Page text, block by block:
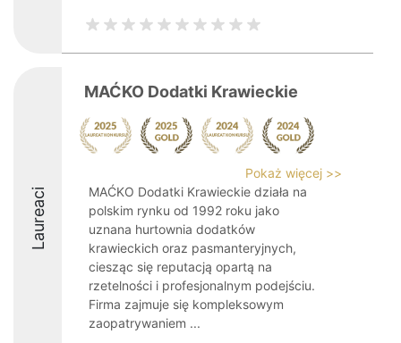
Laureaci
MAĆKO Dodatki Krawieckie
Pokaż więcej >>
MAĆKO Dodatki Krawieckie działa na
polskim rynku od 1992 roku jako
uznana hurtownia dodatków
krawieckich oraz pasmanteryjnych,
ciesząc się reputacją opartą na
rzetelności i profesjonalnym podejściu.
Firma zajmuje się kompleksowym
zaopatrywaniem ...